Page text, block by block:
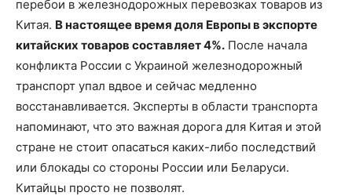
перебои в железнодорожных перевозках товаров из
Китая. В настоящее время доля Европы в экспорте
китайских товаров составляет 4%. После начала
конфликта России с Украиной железнодорожный
транспорт упал вдвое и сейчас медленно
восстанавливается. Эксперты в области транспорта
напоминают, что это важная дорога для Китая и этой
стране не стоит опасаться каких-либо последствий
или блокады со стороны России или Беларуси.
Китайцы просто не позволят.